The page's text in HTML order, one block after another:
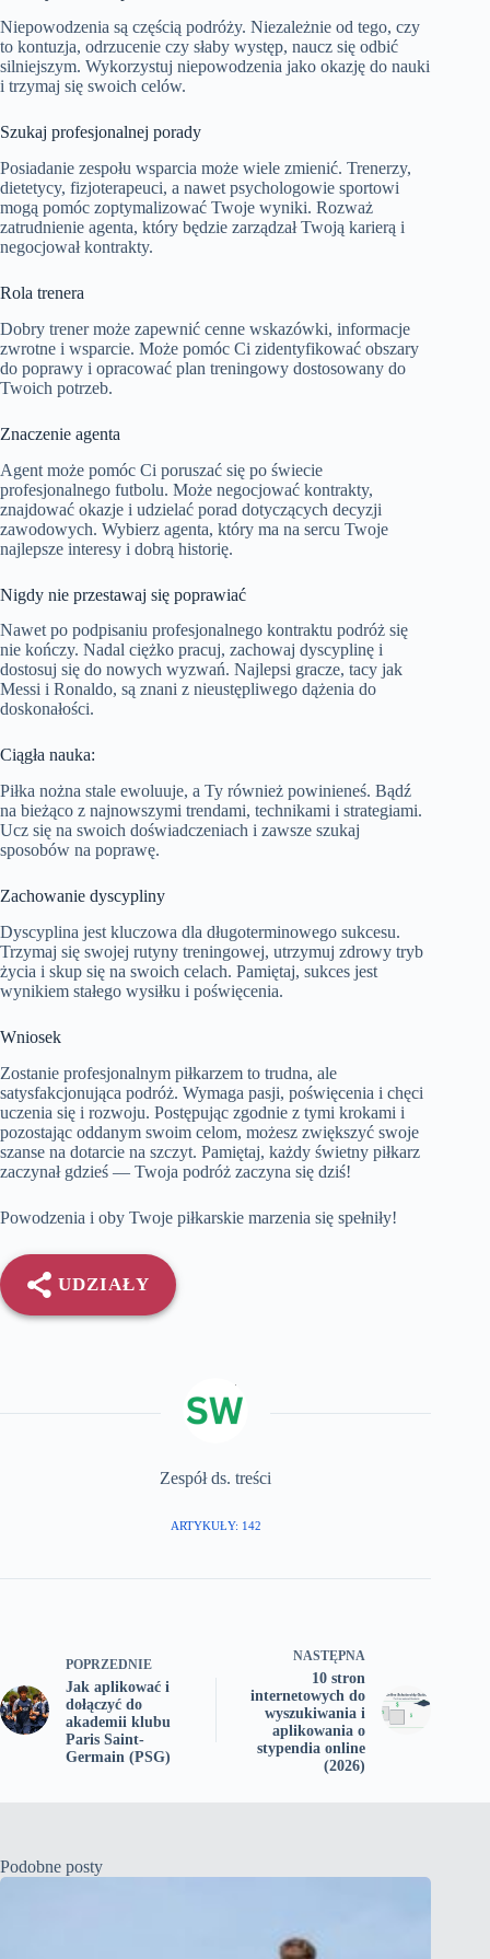
Niepowodzenia są częścią podróży. Niezależnie od tego, czy
to kontuzja, odrzucenie czy słaby występ, naucz się odbić
silniejszym. Wykorzystuj niepowodzenia jako okazję do nauki
i trzymaj się swoich celów.
Szukaj profesjonalnej porady
Posiadanie zespołu wsparcia może wiele zmienić. Trenerzy,
dietetycy, fizjoterapeuci, a nawet psychologowie sportowi
mogą pomóc zoptymalizować Twoje wyniki. Rozważ
zatrudnienie agenta, który będzie zarządzał Twoją karierą i
negocjował kontrakty.
Rola trenera
Dobry trener może zapewnić cenne wskazówki, informacje
zwrotne i wsparcie. Może pomóc Ci zidentyfikować obszary
do poprawy i opracować plan treningowy dostosowany do
Twoich potrzeb.
Znaczenie agenta
Agent może pomóc Ci poruszać się po świecie
profesjonalnego futbolu. Może negocjować kontrakty,
znajdować okazje i udzielać porad dotyczących decyzji
zawodowych. Wybierz agenta, który ma na sercu Twoje
najlepsze interesy i dobrą historię.
Nigdy nie przestawaj się poprawiać
Nawet po podpisaniu profesjonalnego kontraktu podróż się
nie kończy. Nadal ciężko pracuj, zachowaj dyscyplinę i
dostosuj się do nowych wyzwań. Najlepsi gracze, tacy jak
Messi i Ronaldo, są znani z nieustępliwego dążenia do
doskonałości.
Ciągła nauka:
Piłka nożna stale ewoluuje, a Ty również powinieneś. Bądź
na bieżąco z najnowszymi trendami, technikami i strategiami.
Ucz się na swoich doświadczeniach i zawsze szukaj
sposobów na poprawę.
Zachowanie dyscypliny
Dyscyplina jest kluczowa dla długoterminowego sukcesu.
Trzymaj się swojej rutyny treningowej, utrzymuj zdrowy tryb
życia i skup się na swoich celach. Pamiętaj, sukces jest
wynikiem stałego wysiłku i poświęcenia.
Wniosek
Zostanie profesjonalnym piłkarzem to trudna, ale
satysfakcjonująca podróż. Wymaga pasji, poświęcenia i chęci
uczenia się i rozwoju. Postępując zgodnie z tymi krokami i
pozostając oddanym swoim celom, możesz zwiększyć swoje
szanse na dotarcie na szczyt. Pamiętaj, każdy świetny piłkarz
zaczynał gdzieś — Twoja podróż zaczyna się dziś!
Powodzenia i oby Twoje piłkarskie marzenia się spełniły!
UDZIAŁY
Zespół ds. treści
ARTYKUŁY: 142
POPRZEDNIE
Jak aplikować i
dołączyć do
akademii klubu
Paris Saint-
Germain (PSG)
NASTĘPNA
10 stron
internetowych do
wyszukiwania i
aplikowania o
stypendia online
(2026)
Podobne posty